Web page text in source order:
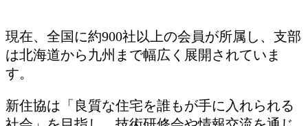
現在、全国に約900社以上の会員が所属し、支部
は北海道から九州まで幅広く展開されていま
す。
新住協は「良質な住宅を誰もが手に入れられる